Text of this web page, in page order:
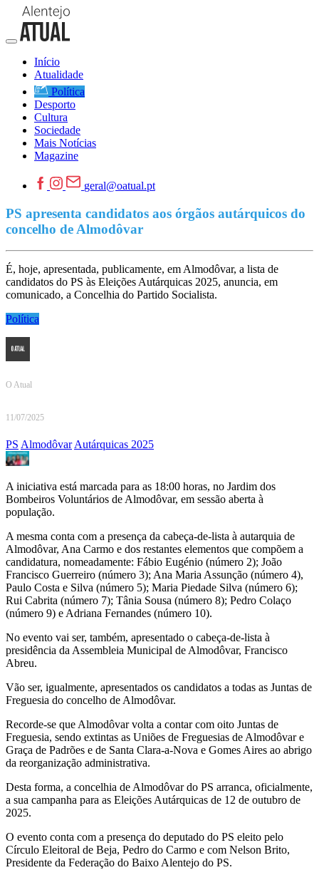
Início
Atualidade
Política
Desporto
Cultura
Sociedade
Mais Notícias
Magazine
geral@oatual.pt
PS apresenta candidatos aos órgãos autárquicos do
concelho de Almodôvar
É, hoje, apresentada, publicamente, em Almodôvar, a lista de
candidatos do PS às Eleições Autárquicas 2025, anuncia, em
comunicado, a Concelhia do Partido Socialista.
Política
O Atual
11/07/2025
PS AlmodôvarAutárquicas 2025
A iniciativa está marcada para as 18:00 horas, no Jardim dos
Bombeiros Voluntários de Almodôvar, em sessão aberta à
população.
A mesma conta com a presença da cabeça-de-lista à autarquia de
Almodôvar, Ana Carmo e dos restantes elementos que compõem a
candidatura, nomeadamente: Fábio Eugénio (número 2); João
Francisco Guerreiro (número 3); Ana Maria Assunção (número 4),
Paulo Costa e Silva (número 5); Maria Piedade Silva (número 6);
Rui Cabrita (número 7); Tânia Sousa (número 8); Pedro Colaço
(número 9) e Adriana Fernandes (número 10).
No evento vai ser, também, apresentado o cabeça-de-lista à
presidência da Assembleia Municipal de Almodôvar, Francisco
Abreu.
Vão ser, igualmente, apresentados os candidatos a todas as Juntas de
Freguesia do concelho de Almodôvar.
Recorde-se que Almodôvar volta a contar com oito Juntas de
Freguesia, sendo extintas as Uniões de Freguesias de Almodôvar e
Graça de Padrões e de Santa Clara-a-Nova e Gomes Aires ao abrigo
da reorganização administrativa.
Desta forma, a concelhia de Almodôvar do PS arranca, oficialmente,
a sua campanha para as Eleições Autárquicas de 12 de outubro de
2025.
O evento conta com a presença do deputado do PS eleito pelo
Círculo Eleitoral de Beja, Pedro do Carmo e com Nelson Brito,
Presidente da Federação do Baixo Alentejo do PS.